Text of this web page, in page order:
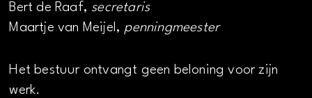
Bert de Raaf, secretaris
Maartje van Meijel, penningmeester
Het bestuur ontvangt geen beloning voor zijn
werk.